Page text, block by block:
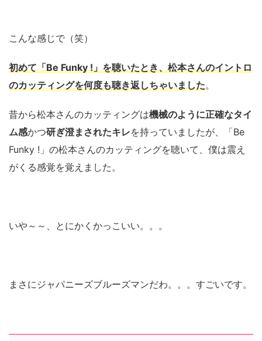
こんな感じで（笑）
初めて「Be Funky !」を聴いたとき、松本さんのイントロ
のカッティングを何度も聴き返しちゃいました。
昔から松本さんのカッティングは機械のように正確なタイ
ム感かつ研ぎ澄まされたキレを持っていましたが、「Be
Funky !」の松本さんのカッティングを聴いて、僕は震え
がくる感覚を覚えました。
いや～～、とにかくかっこいい。。。
まさにジャパニーズブルーズマンだわ。。。すごいです。